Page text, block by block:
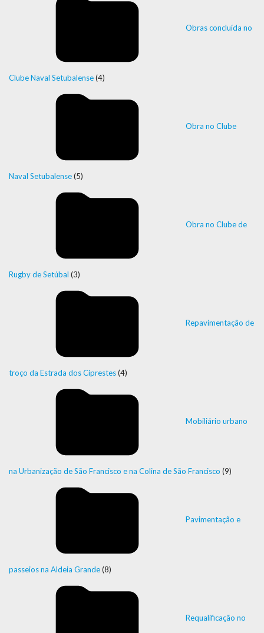
Obras concluída no
Clube Naval Setubalense(4)
Obra no Clube
Naval Setubalense(5)
Obra no Clube de
Rugby de Setúbal (3)
Repavimentação de
troço da Estrada dos Ciprestes(4)
Mobiliário urbano
na Urbanização de São Francisco e na Colina de São Francisco (9)
Pavimentação e
passeios na Aldeia Grande(8)
Requalificação no